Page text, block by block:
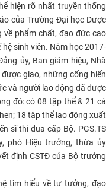
hiện rõ nhất truyền thống
của Trường Đại học Dược
về phẩm chất, đạo đức cao
sinh viên. Năm học 2017-
ủy, Ban giám hiệu, Nhà
giao, những cống hiến
và người lao động đã được
đó: có 08 tập thể & 21 cá
18 tập thể lao động xuất
sĩ thi đua cấp Bộ. PGS.TS
phó Hiệu trưởng, thừa ủy
định CSTĐ của Bộ trưởng
tìm hiểu về tư tưởng, đạo